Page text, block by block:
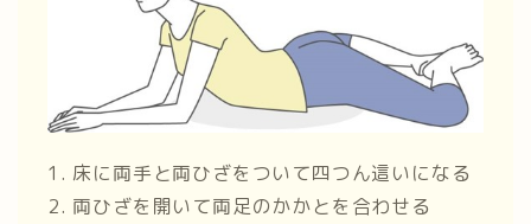
1. 床に両手と両ひざをついて四つん這いになる
2. 両ひざを開いて両足のかかとを合わせる